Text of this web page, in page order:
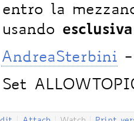
entro la
usando
AndreaSterbini -
Set